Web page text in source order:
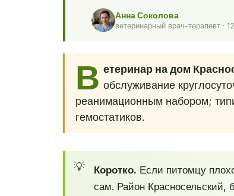
Анна Соколова
ветеринарный врач-терапевт ·
В етеринар на дом
обслуживание
реанимационным набором;
гемостатиков.
Коротко. Если питомцу
сам. Район Красносельский,